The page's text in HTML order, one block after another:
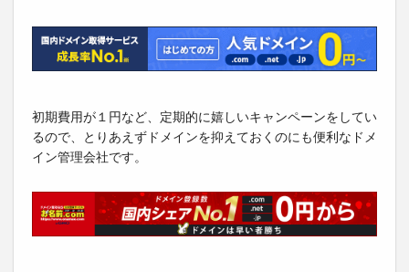
初期費用が１円など、定期的に嬉しいキャンペーンをしてい
るので、とりあえずドメインを抑えておくのにも便利なドメ
イン管理会社です。